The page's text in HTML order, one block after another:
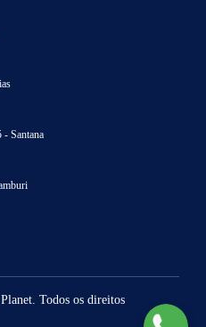
- Santana
Todos os direitos